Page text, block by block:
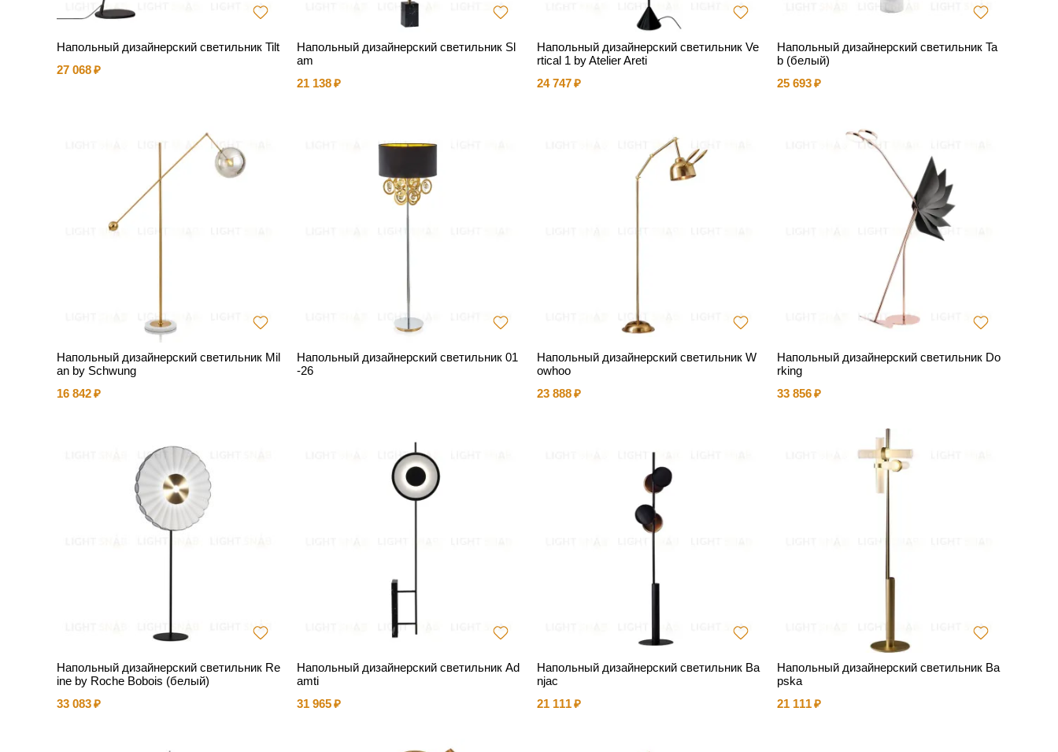
Напольный дизайнерский светильник Tilt
27 068
Напольный дизайнерский светильник Sl
am
21 138
Напольный дизайнерский светильник Ve
rtical 1 by Atelier Areti
24 747
Напольный дизайнерский светильник Ta
b (белый)
25 693
Напольный дизайнерский светильник Mil
an by Schwung
16 842
Напольный дизайнерский светильник 01
-26
Напольный дизайнерский светильник W
owhoo
23 888
Напольный дизайнерский светильник Do
rking
33 856
Напольный дизайнерский светильник Re
ine by Roche Bobois (белый)
33 083
Напольный дизайнерский светильник Ad
amti
31 965
Напольный дизайнерский светильник Ba
njac
21 111
Напольный дизайнерский светильник Ba
pska
21 111